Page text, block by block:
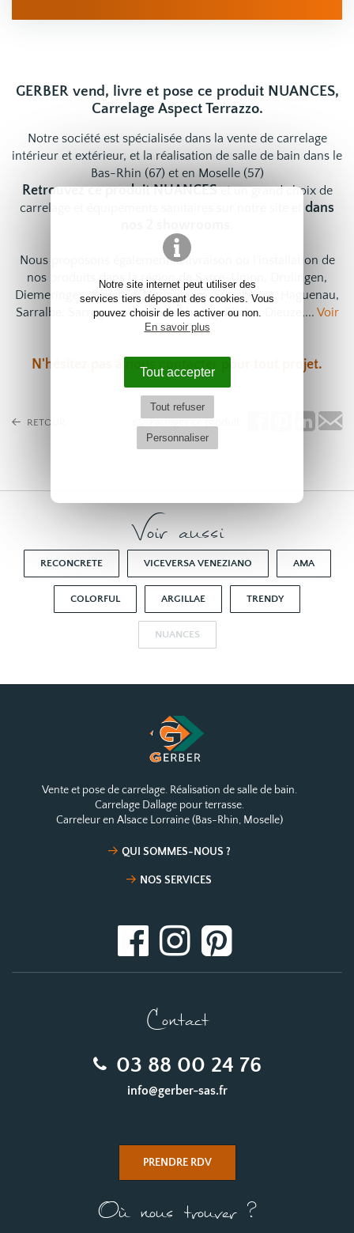
Notre site internet peut utiliser des
services tiers déposant des cookies. Vous
pouvez choisir de les activer ou non.
En savoir plus
Tout accepter
Tout refuser
Personnaliser
GERBER vend, livre et pose ce produit NUANCES,
Carrelage Aspect Terrazzo.
Notre société est spécialisée dans la vente de carrelage
intérieur et extérieur, et la réalisation de salle de bain dans le
Bas-Rhin (67) et en Moselle (57)
Retrouvez ce produit NUANCESet un grand choix de
carrelage
dans
Nous proposons également la livraison ou l'installation de
nos produits dans la région de Sarre-Union, Drulingen,
Diemeringen, Saverne, Marlenheim, Strasbourg, Haguenau,
Sarralbe, Sarreguemines, Sarrebourg, Bitche, Dieuze,... Voir
nos services
N'hésitez pas à nous contacter pour tout projet.
RETOUR Partagez ce produit
Voir aussi
RECONCRETE VICEVERSA VENEZIANO AMA
COLORFUL ARGILLAE TRENDY
NUANCES
Vente et pose de carrelage. Réalisation de salle de bain.
Carrelage Dallage pour terrasse.
Carreleur en Alsace Lorraine (Bas-Rhin, Moselle)
QUI SOMMES-NOUS ?
NOS SERVICES
Contact
03 88 00 24 76
info@gerber-sas.fr
PRENDRE RDV